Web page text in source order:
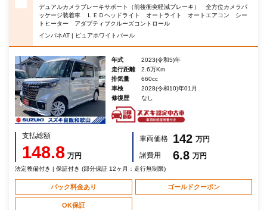
デュアルカメラブレーキサポート（前後衝突軽減ブレーキ） 全方位カメラパ
ッケージ装着車 ＬＥＤヘッドライト オートライト オートエアコン シー
トヒーター アダプティブクルーズコントロール
インパネAT | ピュアホワイトパール
年式
2023(令和5)年
走行距離
2.6万Km
排気量
660cc
車検
2028(令和10)年01月
修復歴
なし
支払総額
148.8 万円
車両価格 142 万円
諸費用
6.8 万円
法定整備付き | 保証付き (部分保証 12ヶ月：走行無制限)
パック料金あり ゴールドクーポン
OK保証